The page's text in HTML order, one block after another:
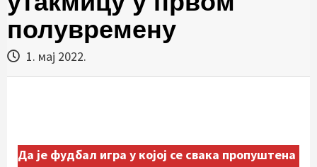
полувремену
1. мај 2022.
Да је фудбал игра у којој се свака пропуштена